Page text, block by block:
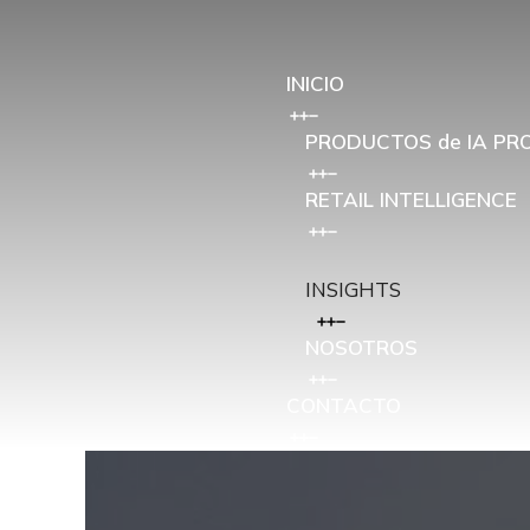
INICIO
PRODUCTOS de IA
RETAIL INTELLIGENCE
INSIGHTS
NOSOTROS